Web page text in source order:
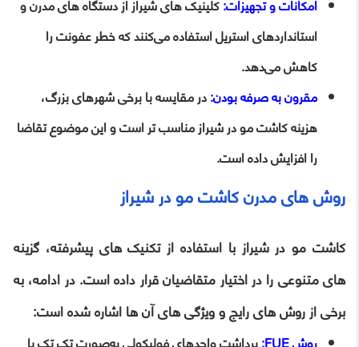
امکانات و تجهیزات:کلینیک‌ های شیراز از دستگاه‌ های مدرن و
استانداردهای استریل استفاده می‌کنند که خطر عفونت را
کاهش می‌دهد.
مقرون به صرفه بودن:در مقایسه با برخی شهرهای بزرگ،
هزینه کاشت مو در شیراز مناسب‌ تر است و این موضوع تقاضا
را افزایش داده است.
روش‌ های مدرن کاشت مو در شیراز
کاشت مو در شیراز با استفاده از تکنیک‌ های پیشرفته، گزینه‌
های متنوعی را در اختیار متقاضیان قرار داده است. در ادامه، به
برخی از روش‌ های رایج و ویژگی‌ های آن‌ ها اشاره شده است: